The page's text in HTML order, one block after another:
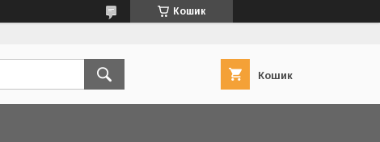
Кошик
Кошик